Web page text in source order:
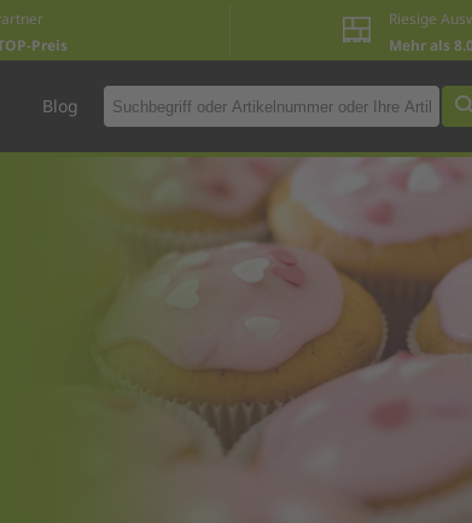
Preis
Riesige
Mehr als
Blog